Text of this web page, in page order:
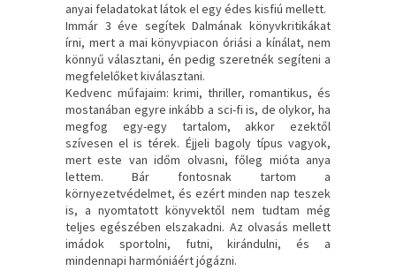
anyai feladatokat látok el egy édes kisfiú mellett.
Immár 3 éve segítek Dalmának könyvkritikákat
írni, mert a mai könyvpiacon óriási a kínálat, nem
könnyű választani, én pedig szeretnék segíteni a
megfelelőket kiválasztani.
Kedvenc műfajaim: krimi, thriller, romantikus, és
mostanában egyre inkább a sci-fi is, de olykor, ha
megfog egy-egy tartalom, akkor ezektől
szívesen el is térek. Éjjeli bagoly típus vagyok,
mert este van időm olvasni, főleg mióta anya
lettem. Bár fontosnak tartom a
környezetvédelmet, és ezért minden nap teszek
is, a nyomtatott könyvektől nem tudtam még
teljes egészében elszakadni. Az olvasás mellett
imádok sportolni, futni, kirándulni, és a
mindennapi harmóniáért jógázni.